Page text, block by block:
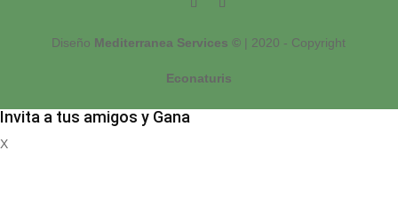
Diseño Mediterranea Services © | 2020 - Copyright
Econaturis
Invita a tus amigos y Gana
X